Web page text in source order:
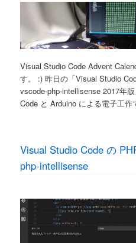
Visual Studio Code Advent
す。 :) 昨日の「Visual Studio
vscode-php-intellisense 2017年
Code と Arduino による電子工作
Visual Studio Code の
php-intellisense